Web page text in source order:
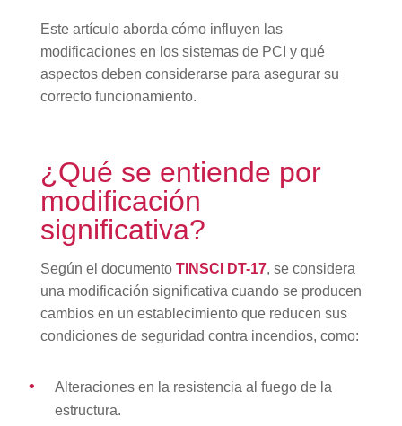
Este artículo aborda cómo influyen las
modificaciones en los sistemas de PCI y qué
aspectos deben considerarse para asegurar su
correcto funcionamiento.
¿Qué se entiende por
modificación
significativa?
Según el documento TINSCI DT-17, se considera
una modificación significativa cuando se producen
cambios en un establecimiento que reducen sus
condiciones de seguridad contra incendios, como:
Alteraciones en la resistencia al fuego de la
estructura.